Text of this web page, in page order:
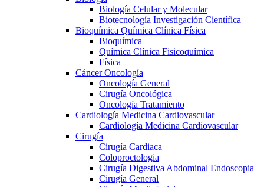
Biología Celular y Molecular
Biotecnología Investigación Científica
Bioquímica Química Clínica Física
Bioquímica
Química Clínica Fisicoquímica
Física
Cáncer Oncología
Oncología General
Cirugía Oncológica
Oncología Tratamiento
Cardiología Medicina Cardiovascular
Cardiología Medicina Cardiovascular
Cirugía
Cirugía Cardiaca
Coloproctologia
Cirugía Digestiva Abdominal Endoscopia
Cirugía General